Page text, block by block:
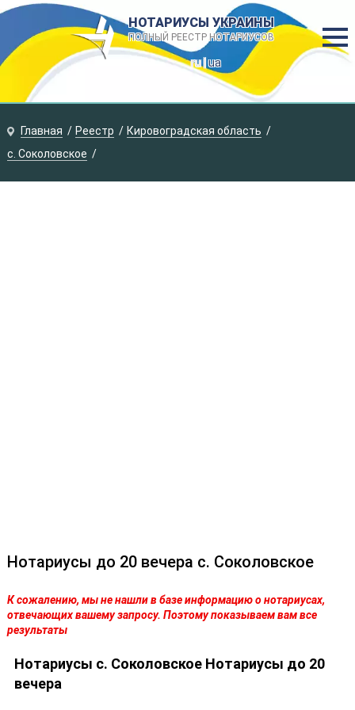
НОТАРИУСЫ УКРАИНЫ
ПОЛНЫЙ РЕЕСТР НОТАРИУСОВ
ru |ua
Главная Реестр
Кировоградская область
с. Соколовское
Нотариусы до 20 вечера с. Соколовское
К сожалению, мы не нашли в базе информацию о нотариусах,
отвечающих вашему запросу. Поэтому показываем вам все
результаты
Нотариусы с. Соколовское Нотариусы до 20
вечера